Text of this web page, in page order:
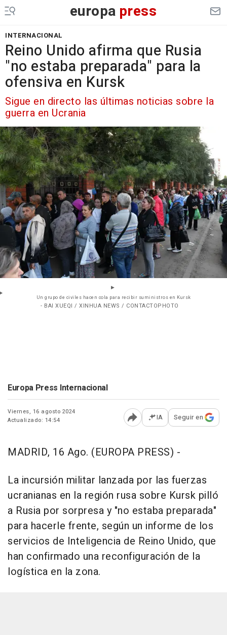
europa press
INTERNACIONAL
Reino Unido afirma que Rusia
"no estaba preparada" para la
ofensiva en Kursk
Sigue en directo las últimas noticias sobre la
guerra en Ucrania
Un grupo de civiles hacen cola para recibir suministros en Kursk
- BAI XUEQI / XINHUA NEWS / CONTACTOPHOTO
Europa Press Internacional
Viernes, 16 agosto 2024
Actualizado: 14:54
Abrir opciones para
IA Seguir en
MADRID, 16 Ago. (EUROPA PRESS) -
La incursión militar lanzada por las fuerzas
ucranianas en la región rusa sobre Kursk pilló
a Rusia por sorpresa y "no estaba preparada"
para hacerle frente, según un informe de los
servicios de Inteligencia de Reino Unido, que
han confirmado una reconfiguración de la
logística en la zona.